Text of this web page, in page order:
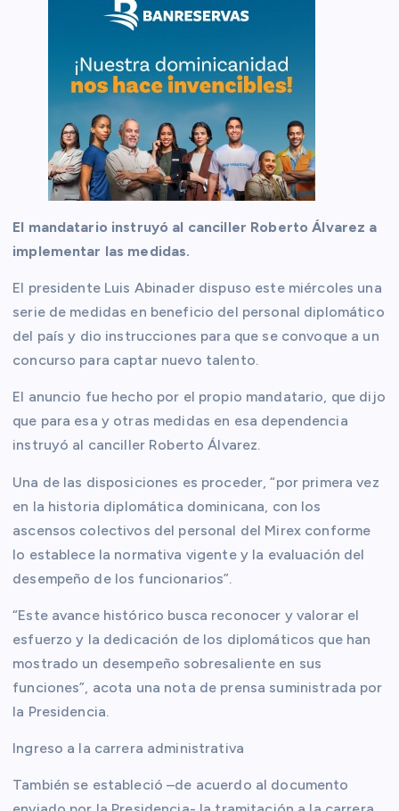
El mandatario instruyó al canciller Roberto Álvarez a
implementar las medidas.
El presidente Luis Abinader dispuso este miércoles una
serie de medidas en beneficio del personal diplomático
del país y dio instrucciones para que se convoque a un
concurso para captar nuevo talento.
El anuncio fue hecho por el propio mandatario, que dijo
que para esa y otras medidas en esa dependencia
instruyó al canciller Roberto Álvarez.
Una de las disposiciones es proceder, “por primera vez
en la historia diplomática dominicana, con los
ascensos colectivos del personal del Mirex conforme
lo establece la normativa vigente y la evaluación del
desempeño de los funcionarios”.
“Este avance histórico busca reconocer y valorar el
esfuerzo y la dedicación de los diplomáticos que han
mostrado un desempeño sobresaliente en sus
funciones”, acota una nota de prensa suministrada por
la Presidencia.
Ingreso a la carrera administrativa
También se estableció –de acuerdo al documento